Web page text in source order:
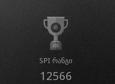
SPI რანგი
12566